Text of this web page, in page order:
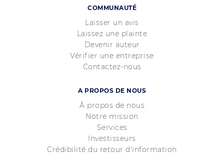
COMMUNAUTÉ
Laisser un avis
Laissez une plainte
Devenir auteur
Vérifier une entreprise
Contactez-nous
A PROPOS DE NOUS
À propos de nous
Notre mission
Services
Investisseurs
Crédibilité du retour d'information